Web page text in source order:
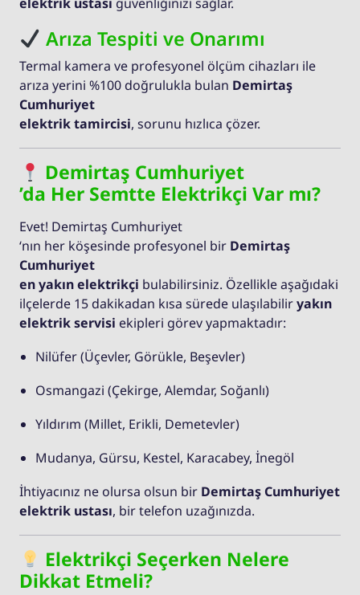
elektrik ustası güvenliğinizi sağlar.
Arıza Tespiti ve Onarımı
Termal kamera ve profesyonel ölçüm cihazları ile
arıza yerini %100 doğrulukla bulan Demirtaş
Cumhuriyet
elektrik tamircisi, sorunu hızlıca çözer.
Demirtaş Cumhuriyet
’da Her Semtte Elektrikçi Var mı?
Evet! Demirtaş Cumhuriyet
‘nın her köşesinde profesyonel bir Demirtaş
Cumhuriyet
en yakın elektrikçi bulabilirsiniz. Özellikle aşağıdaki
ilçelerde 15 dakikadan kısa sürede ulaşılabiliryakın
elektrik servisi ekipleri görev yapmaktadır:
Nilüfer (Üçevler, Görükle, Beşevler)
Osmangazi (Çekirge, Alemdar, Soğanlı)
Yıldırım (Millet, Erikli, Demetevler)
Mudanya, Gürsu, Kestel, Karacabey, İnegöl
İhtiyacınız ne olursa olsun bir Demirtaş Cumhuriyet
elektrik ustası, bir telefon uzağınızda.
Elektrikçi Seçerken Nelere
Dikkat Etmeli?